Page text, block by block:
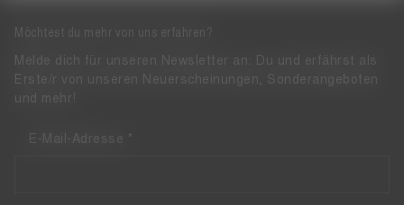
Möchtest du mehr von uns erfahren?
Melde dich für unseren Newsletter an: Du und erfährst als
Erste/r von unseren Neuerscheinungen, Sonderangeboten
und mehr!
E-Mail-Adresse